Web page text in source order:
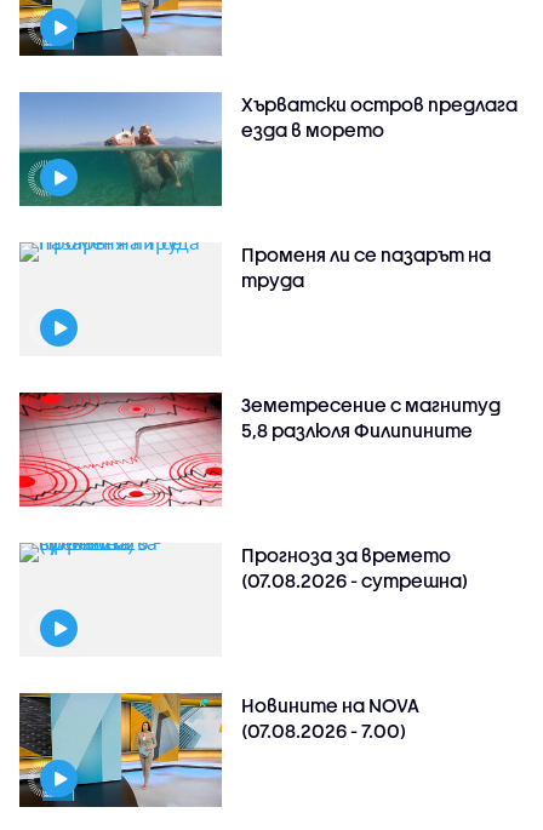
Хърватски остров предлага
езда в морето
Променя ли се пазарът на
труда
Земетресение с магнитуд
5,8 разлюля Филипините
Прогноза за времето
(07.08.2026 - сутрешна)
Новините на NOVA
(07.08.2026 - 7.00)